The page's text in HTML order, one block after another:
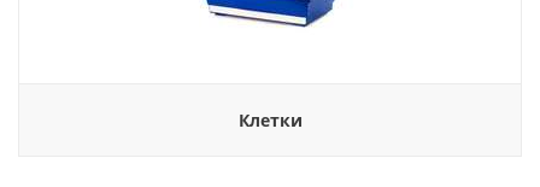
Клетки